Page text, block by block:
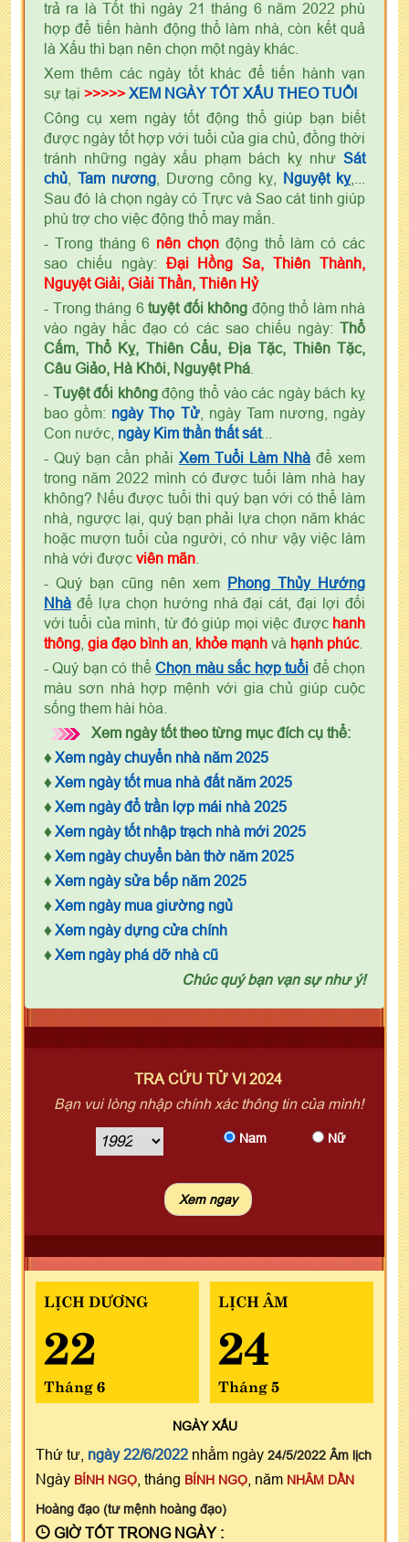
trả ra là Tốt thì ngày 21 tháng 6 năm 2022 phù
hợp để tiến hành động thổ làm nhà, còn kết quả
là Xấu thì bạn nên chọn một ngày khác.
Xem thêm các ngày tốt khác để tiến hành vạn
sự tại >>>>> XEM NGÀY TỐT XẤU THEO TUỔI
Công cụ xem ngày tốt động thổ giúp bạn biết
được ngày tốt hợp với tuổi của gia chủ, đồng thời
tránh những ngày xấu phạm bách kỵ như Sát
chủ
Tam nương , Dương công kỵ, Nguyệt kỵ,...
Sau đó là chọn ngày có Trực và Sao cát tinh giúp
phù trợ cho việc động thổ may mắn.
- Trong tháng 6 nên chọn động thổ làm có các
sao chiếu ngày: Đại Hồng Sa, Thiên Thành,
Nguyệt Giải, Giải Thần, Thiên Hỷ
- Trong tháng 6 tuyệt đối không động thổ làm nhà
vào ngày hắc đạo có các sao chiếu ngày: Thổ
Cấm, Thổ Kỵ, Thiên Cẩu, Địa Tặc, Thiên Tặc,
Câu Giảo, Hà Khôi, Nguyệt Phá
- Tuyệt đối khôngđộng thổ vào các ngày bách kỵ
bao gồm: ngày Thọ Tử, ngày Tam nương, ngày
Con nước, ngày Kim thần thất sát...
- Quý bạn cần phải Xem Tuổi Làm Nhà để xem
trong năm 2022 mình có được tuổi làm nhà hay
không? Nếu được tuổi thì quý bạn với có thể làm
nhà, ngược lại, quý bạn phải lựa chọn năm khác
hoặc mượn tuổi của người, có như vậy việc làm
nhà với được viên mãn
- Quý bạn cũng nên xem Phong Thủy Hướng
Nhà để lựa chọn hướng nhà đại cát, đại lợi đối
với tuổi của mình, từ đó giúp mọi việc được hanh
thông gia đạo bình an khỏe mạnh và hạnh phúc.
- Quý bạn có thểChọn màu sắc hợp tuổi để chọn
màu sơn nhà hợp mệnh với gia chủ giúp cuộc
sống them hài hòa.
Xem ngày tốt theo từng mục đích cụ thể:
♦ Xem ngày chuyển nhà năm 2025
♦ Xem ngày tốt mua nhà đất năm 2025
♦ Xem ngày đổ trần lợp mái nhà 2025
♦ Xem ngày tốt nhập trạch nhà mới 2025
♦ Xem ngày chuyển bàn thờ năm 2025
♦ Xem ngày sửa bếp năm 2025
♦ Xem ngày mua giường ngủ
♦ Xem ngày dựng cửa chính
♦ Xem ngày phá dỡ nhà cũ
Chúc quý bạn vạn sự như ý!
TRA CỨU TỬ VI 2024
Bạn vui lòng nhập chính xác thông tin của mình!
Nam Nữ
LỊCH DƯƠNG
22
Tháng 6
LỊCH ÂM
24
Tháng 5
NGÀYXẤU
Thứ tư, ngày 22/6/2022 nhằm ngày 24/5/2022 Âm lịch
Ngày BÍNH NGỌ , tháng BÍNH NGỌ , năm NHÂM DẦN
Hoàng đạo (tư mệnh hoàng đạo)
GIỜ TỐT TRONG NGÀY :